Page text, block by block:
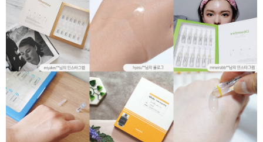
이코 라이프 하